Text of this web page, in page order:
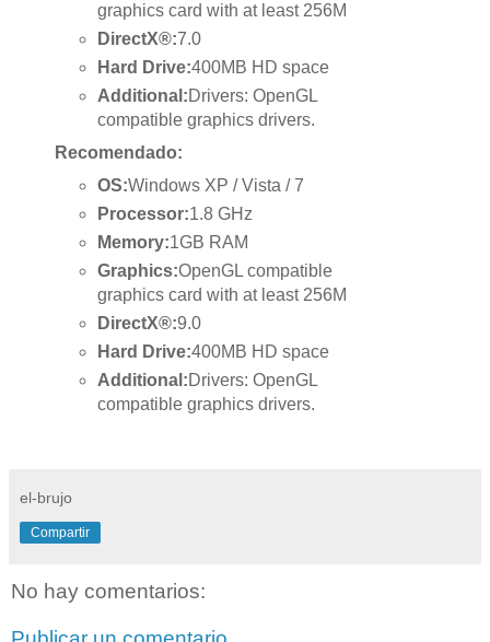
graphics card with at least 256M
DirectX®:7.0
Hard Drive:400MB HD space
Additional:Drivers: OpenGL
compatible graphics drivers.
Recomendado:
OS:Windows XP / Vista / 7
Processor:1.8 GHz
Memory:1GB RAM
Graphics:OpenGL compatible
graphics card with at least 256M
DirectX®:9.0
Hard Drive:400MB HD space
Additional:Drivers: OpenGL
compatible graphics drivers.
el-brujo
Compartir
No hay comentarios: